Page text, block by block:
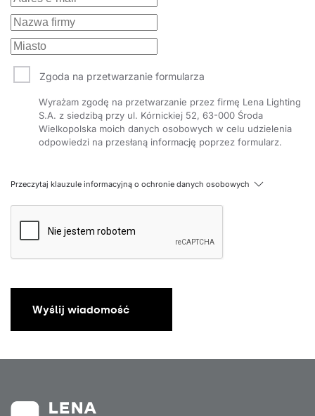
Zgoda na przetwarzanie formularza
Wyrażam zgodę na przetwarzanie przez firmę Lena Lighting
S.A. z siedzibą przy ul. Kórnickiej 52, 63-000 Środa
Wielkopolska moich danych osobowych w celu udzielenia
odpowiedzi na przesłaną informację poprzez formularz.
Przeczytaj klauzule informacyjną o ochronie danych osobowych
Wyślij wiadomość